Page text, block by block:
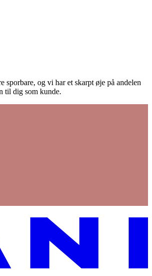
og vi har et skarpt øje på andelen
til dig som kunde.